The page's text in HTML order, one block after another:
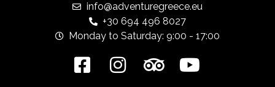
info@adventuregreece.eu
+30 694 496 8027
Monday to Saturday: 9:00 - 17:00